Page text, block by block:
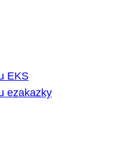
EKS
ezakazky